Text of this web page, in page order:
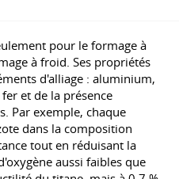
pour le formage à
à froid. Ses propriétés
d'alliage : aluminium,
et de la présence
Par exemple, chaque
dans la composition
tout en réduisant la
aussi faibles que